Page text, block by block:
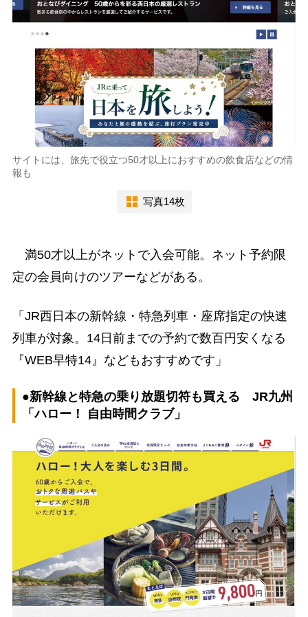
サイトには、旅先で役立つ50才以上におすすめの飲食店などの情
報も
写真14枚
満50才以上がネットで入会可能。ネット予約限
定の会員向けのツアーなどがある。
「JR西日本の新幹線・特急列車・座席指定の快速
列車が対象。14日前までの予約で数百円安くなる
『WEB早特14』などもおすすめです」
●新幹線と特急の乗り放題切符も買える JR九州
「ハロー！ 自由時間クラブ」